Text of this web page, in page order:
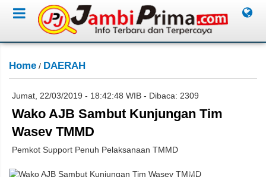
Home / DAERAH
Jumat, 22/03/2019 - 18:42:48 WIB - Dibaca: 2309
Wako AJB Sambut Kunjungan Tim
Wasev TMMD
Pemkot Support Penuh Pelaksanaan TMMD
Miko Adri/Jambione.com